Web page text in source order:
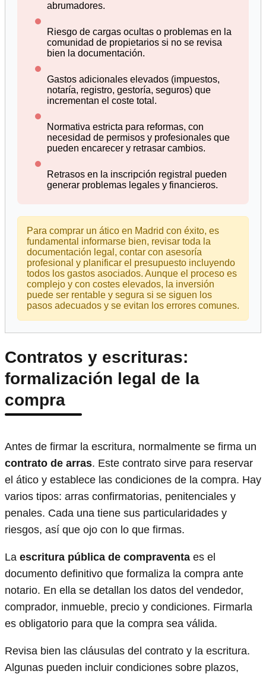
abrumadores.
Riesgo de cargas ocultas o problemas en la
comunidad de propietarios si no se revisa
bien la documentación.
Gastos adicionales elevados (impuestos,
notaría, registro, gestoría, seguros) que
incrementan el coste total.
Normativa estricta para reformas, con
necesidad de permisos y profesionales que
pueden encarecer y retrasar cambios.
Retrasos en la inscripción registral pueden
generar problemas legales y financieros.
Para comprar un ático en Madrid con éxito, es
fundamental informarse bien, revisar toda la
documentación legal, contar con asesoría
profesional y planificar el presupuesto incluyendo
todos los gastos asociados. Aunque el proceso es
complejo y con costes elevados, la inversión
puede ser rentable y segura si se siguen los
pasos adecuados y se evitan los errores comunes.
Contratos y escrituras:
formalización legal de la
compra
Antes de firmar la escritura, normalmente se firma un
contrato de arras. Este contrato sirve para reservar
el ático y establece las condiciones de la compra. Hay
varios tipos: arras confirmatorias, penitenciales y
penales. Cada una tiene sus particularidades y
riesgos, así que ojo con lo que firmas.
La escritura pública de compraventa es el
documento definitivo que formaliza la compra ante
notario. En ella se detallan los datos del vendedor,
comprador, inmueble, precio y condiciones. Firmarla
es obligatorio para que la compra sea válida.
Revisa bien las cláusulas del contrato y la escritura.
Algunas pueden incluir condiciones sobre plazos,